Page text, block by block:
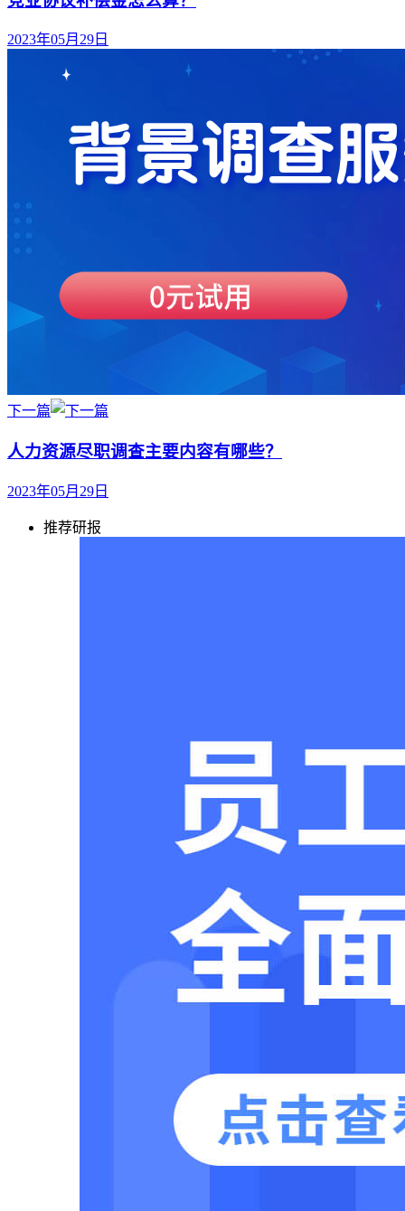
2023年05月29日
下一篇
人力资源尽职调查主要内容有哪些？
2023年05月29日
推荐研报